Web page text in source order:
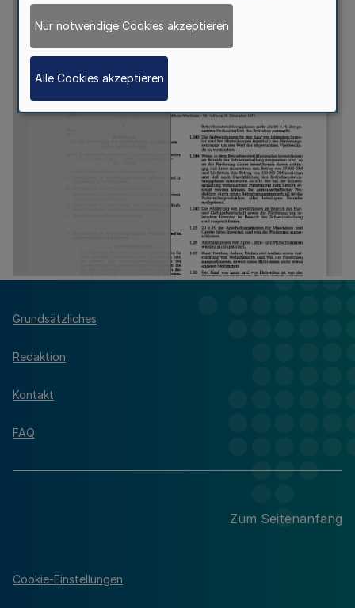
Grundsätzliches
Redaktion
Kontakt
FAQ
Zum Seitenanfang
Cookie-Einstellungen
Nur notwendige Cookies akzeptieren
Alle Cookies akzeptieren